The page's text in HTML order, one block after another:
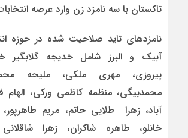
تاکستان با سه نامزد زن وارد عرصه
نامزدهای تاید صلاحیت شده در حوزه
آبیک و البرز شامل خدیجه گلابگیر
پیروزی، مهری ملکی، ملیحه
محمدبیگی، منظمه کاظمی ورکی، الهام
آباد، زهرا طلایی حاتم، مریم
خانلو، طاهره شاکران، زهرا